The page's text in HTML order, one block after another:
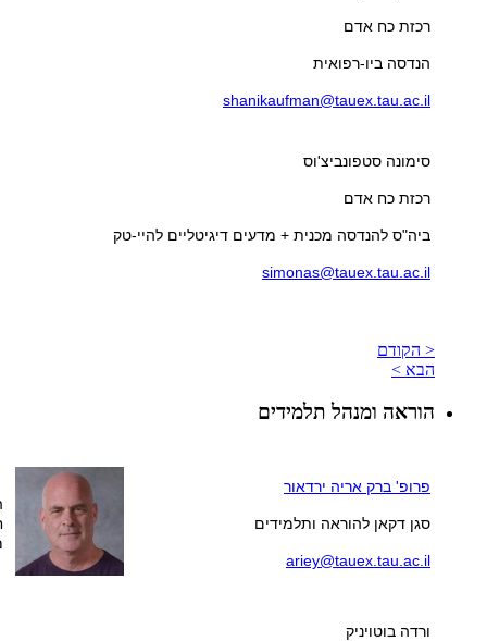
רכזת כח אדם
הנדסה ביו-רפואית
shanikaufman@tauex.tau.ac.il
סימונה סטפונביצ'וס
רכזת כח אדם
ביה"ס להנדסה מכנית + מדעים דיגיטליים להיי-טק
simonas@tauex.tau.ac.il
< הקודם
הבא >
הוראה ומנהל תלמידים
פרופ' ברק אריה ירדאור
סגן דקאן להוראה ותלמידים
ariey@tauex.tau.ac.il
ורדה בוטויניק